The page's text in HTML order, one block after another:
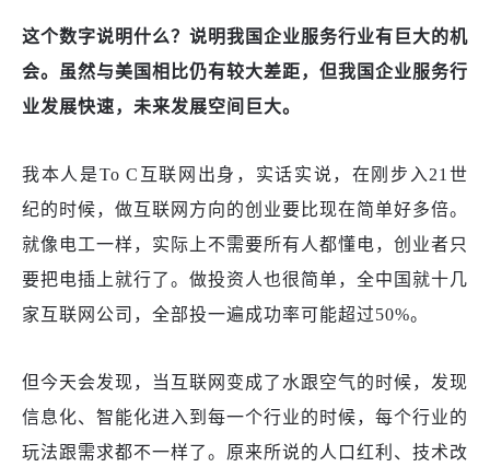
这个数字说明什么？说明我国企业服务行业有巨大的机
会。虽然与美国相比仍有较大差距，但我国企业服务行
业发展快速，未来发展空间巨大。
我本人是To C互联网出身，实话实说，在刚步入21世
纪的时候，做互联网方向的创业要比现在简单好多倍。
就像电工一样，实际上不需要所有人都懂电，创业者只
要把电插上就行了。做投资人也很简单，全中国就十几
家互联网公司，全部投一遍成功率可能超过50%。
但今天会发现，当互联网变成了水跟空气的时候，发现
信息化、智能化进入到每一个行业的时候，每个行业的
玩法跟需求都不一样了。原来所说的人口红利、技术改